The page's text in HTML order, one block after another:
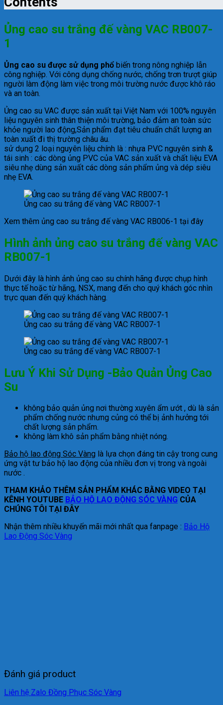
Ủng cao su trắng đế vàng VAC RB007-
1
Ủng cao su được sử dụng phổ biến trong nông nghiệp lẫn
công nghiệp. Với công dụng chống nước, chống trơn trượt giúp
người làm động làm việc trong môi trường nước được khô ráo
và an toàn.
Ủng cao su VAC được sản xuất tại Việt Nam với 100% nguyên
liệu nguyên sinh thân thiện môi trường, bảo đảm an toàn sức
khỏe người lao động,Sản phẩm đạt tiêu chuẩn chất lượng an
toàn xuất đi thị trường châu âu.
sử dụng 2 loại nguyên liệu chính là : nhựa PVC nguyên sinh &
tái sinh : các dòng ủng PVC của VAC sản xuất và chất liệu EVA
siêu nhẹ dùng sản xuất các dòng sản phẩm ủng và dép siêu
nhẹ EVA.
Ủng cao su trắng đế vàng VAC RB007-1
Xem thêm ủng cao su trắng đế vàng VAC RB006-1 tại đây
Hình ảnh ủng cao su trắng đế vàng VAC
RB007-1
Dưới đây là hình ảnh ủng cao su chính hãng được chụp hình
thực tế hoặc từ hãng, NSX, mang đến cho quý khách góc nhìn
trực quan đến quý khách hàng.
Ủng cao su trắng đế vàng VAC RB007-1
Ủng cao su trắng đế vàng VAC RB007-1
Lưu Ý Khi Sử Dụng -Bảo Quản Ủng Cao
Su
không bảo quản ủng nơi thường xuyên ẩm ướt , dù là sản
phẩm chống nước nhưng củng có thể bị ảnh hưởng tới
chất lượng sản phẩm.
không làm khô sản phẩm bằng nhiệt nóng.
Bảo hộ lao động Sóc Vàng là lựa chọn đáng tin cậy trong cung
ứng vật tư bảo hộ lao động của nhiều đơn vị trong và ngoài
nước .
THAM KHẢO THÊM SẢN PHẨM KHÁC BẰNG VIDEO TẠI
KÊNH YOUTUBE BẢO HỘ LAO ĐỘNG SÓC VÀNG CỦA
CHÚNG TÔI TẠI ĐÂY
Nhận thêm nhiều khuyến mãi mới nhất qua fanpage : Bảo Hộ
Lao Động Sóc Vàng
Đánh giá product
Liên hệ Zalo Đồng Phục Sóc Vàng